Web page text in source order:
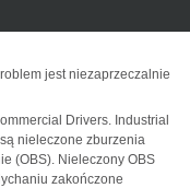
jest niezaprzeczalnie
Drivers. Industrial
nieleczone zburzenia
(OBS). Nieleczony OBS
zakończone